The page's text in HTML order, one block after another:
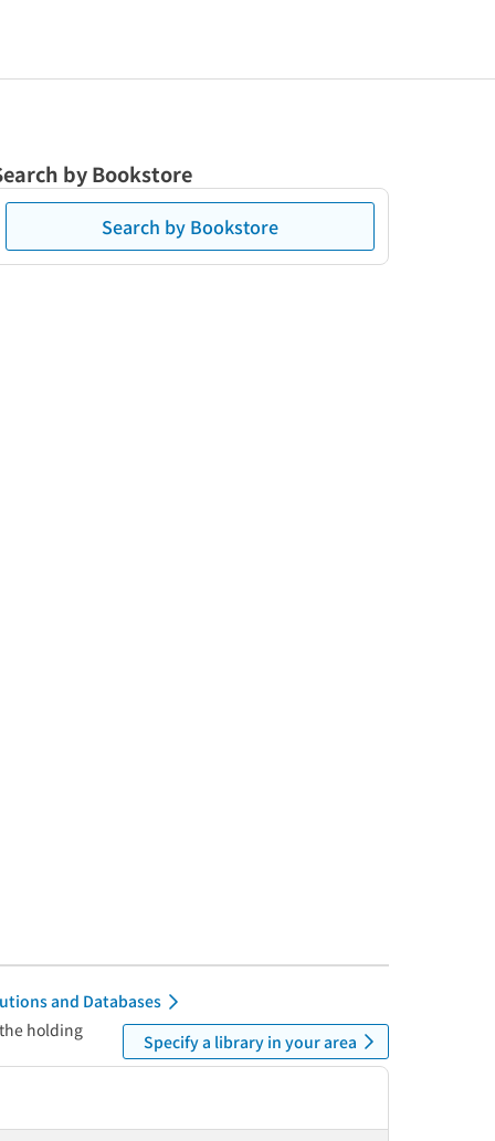
by Bookstore
Search by Bookstore
and Databases
holding
Specify a library in your area